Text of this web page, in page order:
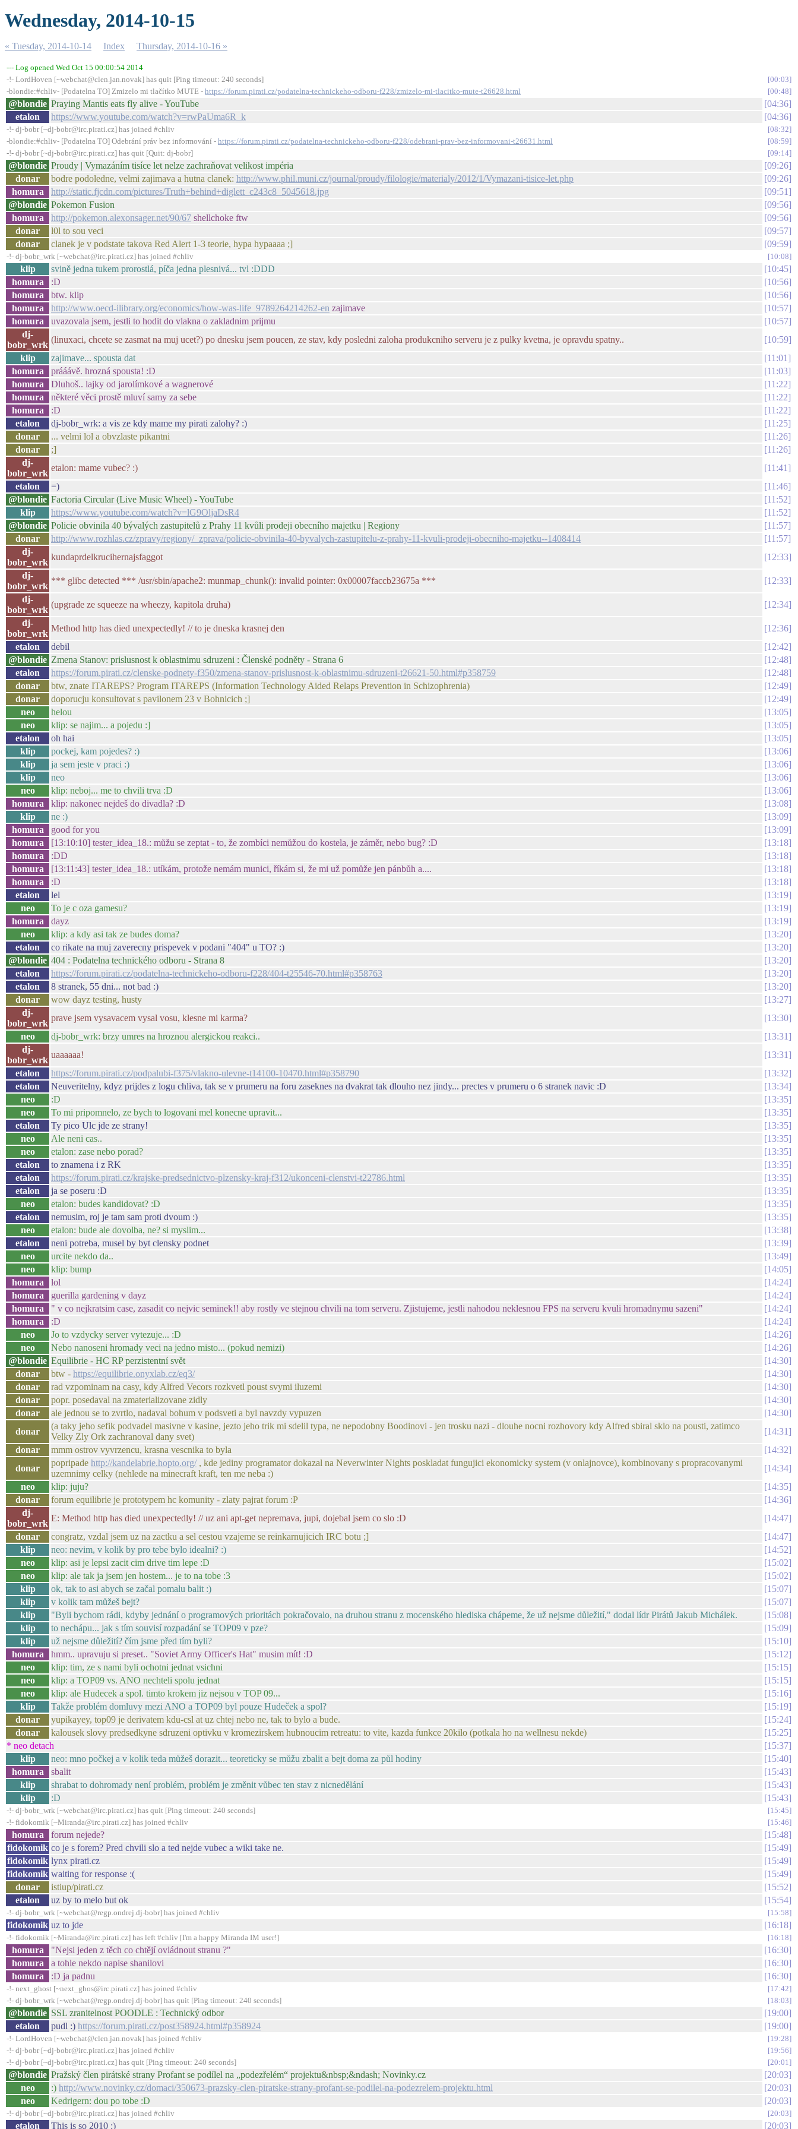
Wednesday, 2014-10-15
« Tuesday, 2014-10-14 Index Thursday, 2014-10-16 »
--- Log opened Wed Oct 15 00:00:54 2014
-!- LordHoven [~webchat@clen.jan.novak] has quit [Ping timeout: 240 seconds]
00:03
-blondie:#chliv- [Podatelna TO] Zmizelo mi tlačítko MUTE - https://forum.pirati.cz/podatelna-technickeho-odboru-f228/zmizelo-mi-tlacitko-mute-t26628.html 00:48
@blondie Praying Mantis eats fly alive - YouTube
04:36
etalon
https://www.youtube.com/watch?v=rwPaUma6R_k 04:36
-!- dj-bobr [~dj-bobr@irc.pirati.cz] has joined #chliv
08:32
-blondie:#chliv- [Podatelna TO] Odebrání práv bez informování - https://forum.pirati.cz/podatelna-technickeho-odboru-f228/odebrani-prav-bez-informovani-t26631.html
08:59
-!- dj-bobr [~dj-bobr@irc.pirati.cz] has quit [Quit: dj-bobr]
09:14
@blondie Proudy | Vymazáním tisíce let nelze zachraňovat velikost impéria
09:26
donar
bodre podoledne, velmi zajimava a hutna clanek: http://www.phil.muni.cz/journal/proudy/filologie/materialy/2012/1/Vymazani-tisice-let.php
09:26
homura
http://static.fjcdn.com/pictures/Truth+behind+diglett_c243c8_5045618.jpg
09:51
@blondie Pokemon Fusion
09:56
homura
http://pokemon.alexonsager.net/90/67 shellchoke ftw
09:56
donar
l0l to sou veci
09:57
donar
clanek je v podstate takova Red Alert 1-3 teorie, hypa hypaaaa ;] 09:59
-!- dj-bobr_wrk [~webchat@irc.pirati.cz] has joined #chliv 10:08
klip svině jedna tukem prorostlá, píča jedna plesnivá... tvl :DDD
10:45
homura
:D
10:56
homura
btw. klip
10:56
homura
http://www.oecd-ilibrary.org/economics/how-was-life_9789264214262-en zajimave
10:57
homura
uvazovala jsem, jestli to hodit do vlakna o zakladnim prijmu
10:57
dj-
bobr_wrk
(linuxaci, chcete se zasmat na muj ucet?) po dnesku jsem poucen, ze stav, kdy posledni zaloha produkcniho serveru je z pulky kvetna, je opravdu spatny..
10:59
klip
zajimave... spousta dat
11:01
homura
prááávě. hrozná spousta! :D
11:03
homura
Dluhoš.. lajky od jarolímkové a wagnerové
11:22
homura
některé věci prostě mluví samy za sebe
11:22
homura
:D
11:22
etalon
dj-bobr_wrk: a vis ze kdy mame my pirati zalohy? :)
11:25
donar
... velmi lol a obvzlaste pikantni
11:26
donar
;]
11:26
dj-
bobr_wrk
etalon: mame vubec? :)
11:41
etalon
=)
11:46
@blondie Factoria Circular (Live Music Wheel) - YouTube
11:52
klip
https://www.youtube.com/watch?v=lG9OljaDsR4
11:52
@blondie Policie obvinila 40 bývalých zastupitelů z Prahy 11 kvůli prodeji obecního majetku | Regiony
11:57
donar
http://www.rozhlas.cz/zpravy/regiony/_zprava/policie-obvinila-40-byvalych-zastupitelu-z-prahy-11-kvuli-prodeji-obecniho-majetku--1408414
11:57
dj-
bobr_wrk
kundaprdelkrucihernajsfaggot
12:33
dj-
bobr_wrk
*** glibc detected *** /usr/sbin/apache2: munmap_chunk(): invalid pointer: 0x00007faccb23675a ***
12:33
dj-
bobr_wrk
(upgrade ze squeeze na wheezy, kapitola druha)
12:34
dj-
bobr_wrk
Method http has died unexpectedly! // to je dneska krasnej den
12:36
etalon
debil
12:42
@blondie Zmena Stanov: prislusnost k oblastnimu sdruzeni : Členské podněty - Strana 6
12:48
etalon
https://forum.pirati.cz/clenske-podnety-f350/zmena-stanov-prislusnost-k-oblastnimu-sdruzeni-t26621-50.html#p358759
12:48
donar
btw, znate ITAREPS? Program ITAREPS (Information Technology Aided Relaps Prevention in Schizophrenia)
12:49
donar
doporucju konsultovat s pavilonem 23 v Bohnicich ;]
12:49
neo
helou
13:05
neo
klip: se najim... a pojedu :]
13:05
etalon
oh hai
13:05
klip
pockej, kam pojedes? :)
13:06
klip
ja sem jeste v praci :)
13:06
klip
neo
13:06
neo
klip: neboj... me to chvili trva :D
13:06
homura
klip: nakonec nejdeš do divadla? :D
13:08
klip
ne :)
13:09
homura
good for you
13:09
homura
[13:10:10] tester_idea_18.: můžu se zeptat - to, že zombíci nemůžou do kostela, je záměr, nebo bug? :D
13:18
homura
:DD
13:18
homura
[13:11:43] tester_idea_18.: utíkám, protože nemám munici, říkám si, že mi už pomůže jen pánbůh a....
13:18
homura
:D
13:18
etalon
lel
13:19
neo
To je c oza gamesu?
13:19
homura
dayz
13:19
neo
klip: a kdy asi tak ze budes doma?
13:20
etalon
co rikate na muj zaverecny prispevek v podani "404" u TO? :)
13:20
@blondie 404 : Podatelna technického odboru - Strana 8
13:20
etalon
https://forum.pirati.cz/podatelna-technickeho-odboru-f228/404-t25546-70.html#p358763
13:20
etalon
8 stranek, 55 dni... not bad :)
13:20
donar
wow dayz testing, husty
13:27
dj-
bobr_wrk
prave jsem vysavacem vysal vosu, klesne mi karma?
13:30
neo
dj-bobr_wrk: brzy umres na hroznou alergickou reakci..
13:31
dj-
bobr_wrk
uaaaaaa!
13:31
etalon
https://forum.pirati.cz/podpalubi-f375/vlakno-ulevne-t14100-10470.html#p358790
13:32
etalon
Neuveritelny, kdyz prijdes z logu chliva, tak se v prumeru na foru zaseknes na dvakrat tak dlouho nez jindy... prectes v prumeru o 6 stranek navic :D
13:34
neo
:D
13:35
neo
To mi pripomnelo, ze bych to logovani mel konecne upravit...
13:35
etalon
Ty pico Ulc jde ze strany!
13:35
neo
Ale neni cas..
13:35
neo
etalon: zase nebo porad?
13:35
etalon
to znamena i z RK
13:35
etalon
https://forum.pirati.cz/krajske-predsednictvo-plzensky-kraj-f312/ukonceni-clenstvi-t22786.html
13:35
etalon
ja se poseru :D
13:35
neo
etalon: budes kandidovat? :D
13:35
etalon
nemusim, roj je tam sam proti dvoum :)
13:35
neo
etalon: bude ale dovolba, ne? si myslim...
13:38
etalon
neni potreba, musel by byt clensky podnet
13:39
neo
urcite nekdo da..
13:49
neo
klip: bump
14:05
homura
lol
14:24
homura
guerilla gardening v dayz
14:24
homura
" v co nejkratsim case, zasadit co nejvic seminek!! aby rostly ve stejnou chvili na tom serveru. Zjistujeme, jestli nahodou neklesnou FPS na serveru kvuli hromadnymu sazeni"
14:24
homura
:D
14:24
neo
Jo to vzdycky server vytezuje... :D
14:26
neo
Nebo nanoseni hromady veci na jedno misto... (pokud nemizi)
14:26
@blondie Equilibrie - HC RP perzistentní svět
14:30
donar
btw - https://equilibrie.onyxlab.cz/eq3/
14:30
donar
rad vzpominam na casy, kdy Alfred Vecors rozkvetl poust svymi iluzemi
14:30
donar
popr. posedaval na zmaterializovane zidly
14:30
donar
ale jednou se to zvrtlo, nadaval bohum v podsveti a byl navzdy vypuzen
14:30
donar
(a taky jeho sefik podvadel masivne v kasine, jezto jeho trik mi sdelil typa, ne nepodobny Boodinovi - jen trosku nazi - dlouhe nocni rozhovory kdy Alfred sbiral sklo na pousti, zatimco
Velky Zly Ork zachranoval dany svet)
14:31
donar
mmm ostrov vyvrzencu, krasna vescnika to byla
14:32
donar
popripade http://kandelabrie.hopto.org/, kde jediny programator dokazal na Neverwinter Nights poskladat fungujici ekonomicky system (v onlajnovce), kombinovany s propracovanymi
uzemnimy celky (nehlede na minecraft kraft, ten me neba :)
14:34
neo
klip: juju?
14:35
donar
forum equilibrie je prototypem hc komunity - zlaty pajrat forum :P
14:36
dj-
bobr_wrk
E: Method http has died unexpectedly! // uz ani apt-get nepremava, jupi, dojebal jsem co slo :D
14:47
donar
congratz, vzdal jsem uz na zactku a sel cestou vzajeme se reinkarnujicich IRC botu ;]
14:47
klip
neo: nevim, v kolik by pro tebe bylo idealni? :)
14:52
neo
klip: asi je lepsi zacit cim drive tim lepe :D
15:02
neo
klip: ale tak ja jsem jen hostem... je to na tobe :3
15:02
klip
ok, tak to asi abych se začal pomalu balit :)
15:07
klip
v kolik tam můžeš bejt?
15:07
klip
"Byli bychom rádi, kdyby jednání o programových prioritách pokračovalo, na druhou stranu z mocenského hlediska chápeme, že už nejsme důležití," dodal lídr Pirátů Jakub Michálek.
15:08
klip
to nechápu... jak s tím souvisí rozpadání se TOP09 v pze?
15:09
klip
už nejsme důležití? čím jsme před tím byli?
15:10
homura
hmm.. upravuju si preset.. "Soviet Army Officer's Hat" musim mít! :D
15:12
neo
klip: tim, ze s nami byli ochotni jednat vsichni
15:15
neo
klip: a TOP09 vs. ANO nechteli spolu jednat
15:15
neo
klip: ale Hudecek a spol. timto krokem jiz nejsou v TOP 09...
15:16
klip
Takže problém domluvy mezi ANO a TOP09 byl pouze Hudeček a spol?
15:19
donar
yupikayey, top09 je derivatem kdu-csl at uz chtej nebo ne, tak to bylo a bude.
15:24
donar
kalousek slovy predsedkyne sdruzeni optivku v kromezirskem hubnoucim retreatu: to vite, kazda funkce 20kilo (potkala ho na wellnesu nekde)
15:25
* neo detach
15:37
klip
neo: mno počkej a v kolik teda můžeš dorazit... teoreticky se můžu zbalit a bejt doma za půl hodiny
15:40
homura
sbalit
15:43
klip
shrabat to dohromady není problém, problém je změnit vůbec ten stav z nicnedělání
15:43
klip
:D 15:43
-!- dj-bobr_wrk [~webchat@irc.pirati.cz] has quit [Ping timeout: 240 seconds]
15:45
-!- fidokomik [~Miranda@irc.pirati.cz] has joined #chliv
15:46
homura forum nejede?
15:48
fidokomik co je s forem? Pred chvili slo a ted nejde vubec a wiki take ne.
15:49
fidokomik lynx pirati.cz
15:49
fidokomik waiting for response :(
15:49
donar
istiup/pirati.cz
15:52
etalon
uz by to melo but ok 15:54
-!- dj-bobr_wrk [~webchat@regp.ondrej.dj-bobr] has joined #chliv 15:58
fidokomik uz to jde 16:18
-!- fidokomik [~Miranda@irc.pirati.cz] has left #chliv [I'm a happy Miranda IM user!] 16:18
homura "Nejsi jeden z těch co chtějí ovládnout stranu ?"
16:30
homura
a tohle nekdo napise shanilovi
16:30
homura
:D ja padnu 16:30
-!- next_ghost [~next_ghos@irc.pirati.cz] has joined #chliv
17:42
-!- dj-bobr_wrk [~webchat@regp.ondrej.dj-bobr] has quit [Ping timeout: 240 seconds]
18:03
@blondie SSL zranitelnost POODLE : Technický odbor
19:00
etalon
pudl :) https://forum.pirati.cz/post358924.html#p358924 19:00
-!- LordHoven [~webchat@clen.jan.novak] has joined #chliv
19:28
-!- dj-bobr [~dj-bobr@irc.pirati.cz] has joined #chliv
19:56
-!- dj-bobr [~dj-bobr@irc.pirati.cz] has quit [Ping timeout: 240 seconds]
20:01
@blondie Pražský člen pirátské strany Profant se podílel na „podezřelém“ projektu&nbsp;&ndash; Novinky.cz
20:03
neo
:) http://www.novinky.cz/domaci/350673-prazsky-clen-piratske-strany-profant-se-podilel-na-podezrelem-projektu.html
20:03
neo
Kedrigern: dou po tobe :D 20:03
-!- dj-bobr [~dj-bobr@irc.pirati.cz] has joined #chliv 20:03
etalon This is so 2010 :) 20:03